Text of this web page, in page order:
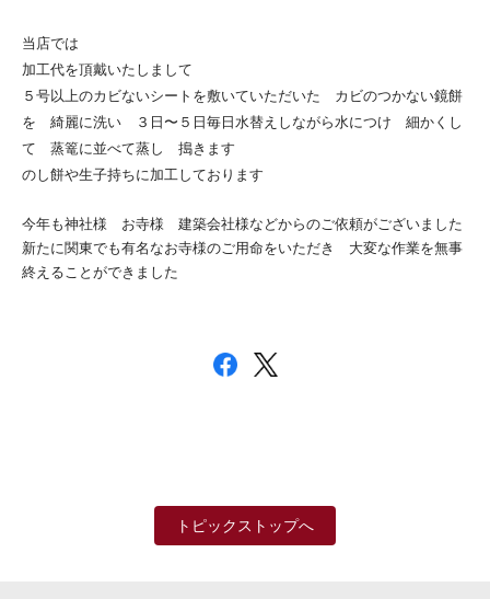
当店では
加工代を頂戴いたしまして
５号以上のカビないシートを敷いていただいた カビのつかない鏡餅
を 綺麗に洗い ３日〜５日毎日水替えしながら水につけ 細かくし
て 蒸篭に並べて蒸し 搗きます
のし餅や生子持ちに加工しております
今年も神社様 お寺様 建築会社様などからのご依頼がございました
新たに関東でも有名なお寺様のご用命をいただき 大変な作業を無事
終えることができました
トピックストップへ